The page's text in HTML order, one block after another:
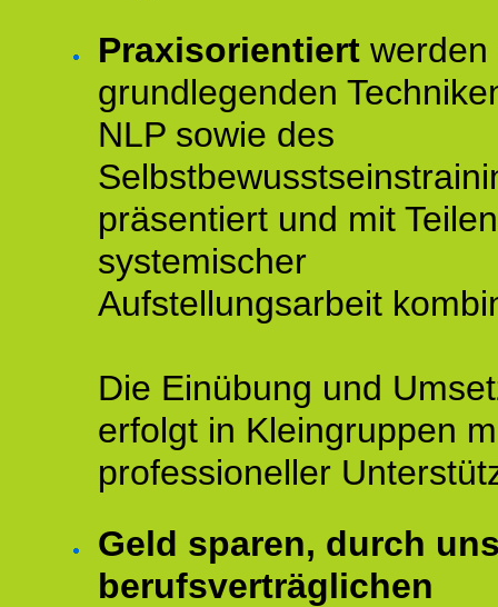
Praxisorientiert werden
grundlegenden
NLP sowie des
präsentiert und mit Teilen
systemischer
Aufstellungsarbeit
Die Einübung und
erfolgt in Kleingruppen
professioneller
Geld sparen, durch
berufsverträglichen